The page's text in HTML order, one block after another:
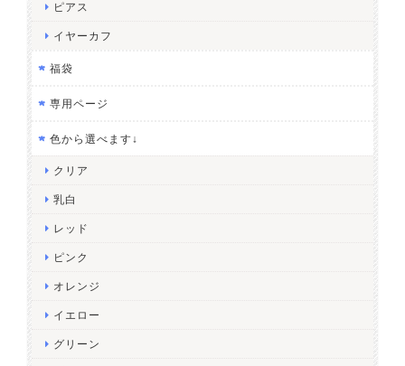
ピアス
イヤーカフ
福袋
専用ページ
色から選べます↓
クリア
乳白
レッド
ピンク
オレンジ
イエロー
グリーン